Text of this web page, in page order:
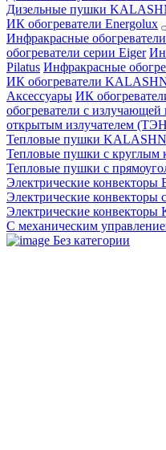
Дизельные пушки
ИК обогреватели Energolux
Инфракрасные
обогреватели серии Eiger
Pilatus Инфракрасные
ИК обогреватели
Аксессуары ИК
обогреватели с
открытым излучателем
Тепловые пушки
Тепловые пушки с
Тепловые пушки с
Электрические конвекторы
Электрические конвекторы
Электрические
С механическим
Без категории